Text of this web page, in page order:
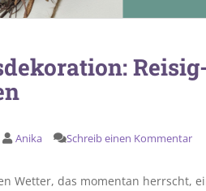
Anika Schreib einen Kommentar
Wetter, das momentan herrscht,